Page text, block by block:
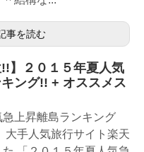
事を読む
!!】２０１５年夏人気
ング!! + オススメス
急上昇離島ランキング
大手人気旅行サイト楽天